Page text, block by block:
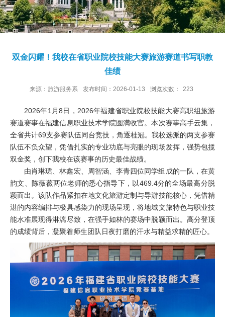
双金闪耀！我校在省职业院校技能大赛旅游赛道书写职教
佳绩
来源：旅游服务系 发布时间：2026-01-13 浏览次数： 223
2026年1月8日，2026年福建省职业院校技能大赛高职组旅游
赛道赛事在福建信息职业技术学院圆满收官。本次赛事高手云集，
全省共计69支参赛队伍同台竞技，角逐桂冠。我校选派的两支参赛
队伍不负众望，凭借扎实的专业功底与亮眼的现场发挥，强势包揽
双金奖，创下我校在该赛事的历史最佳战绩。
由肖琳珺、林鑫宏、周智涵、李青四位同学组成的一队，在黄
韵文、陈薇薇两位老师的悉心指导下，以469.4分的全场最高分脱
颖而出。该队作品紧扣在地文化旅游定制与导游技能核心，凭借精
湛的内容编排与极具感染力的现场呈现，将地域文旅特色与职业技
能水准展现得淋漓尽致，在强手如林的赛场中脱颖而出。高分登顶
的成绩背后，凝聚着师生团队日夜打磨的汗水与精益求精的匠心。